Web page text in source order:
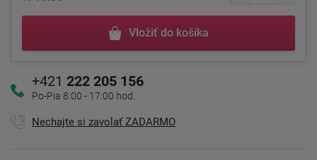
Vložiť do košíka
+421 222 205 156
Po-Pia 8:00 - 17:00 hod.
Nechajte si zavolať ZADARMO